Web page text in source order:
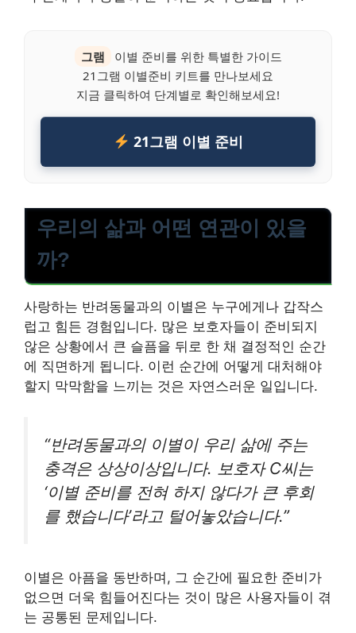
그램
이별 준비를 위한 특별한 가이드
21그램 이별준비 키트를 만나보세요
지금 클릭하여 단계별로 확인해보세요!
21그램 이별 준비
우리의 삶과 어떤 연관이 있을
까?
사랑하는 반려동물과의 이별은 누구에게나 갑작스
럽고 힘든 경험입니다. 많은 보호자들이 준비되지
않은 상황에서 큰 슬픔을 뒤로 한 채 결정적인 순간
에 직면하게 됩니다. 이런 순간에 어떻게 대처해야
할지 막막함을 느끼는 것은 자연스러운 일입니다.
“반려동물과의 이별이 우리 삶에 주는
충격은 상상이상입니다. 보호자 C씨는
‘이별 준비를 전혀 하지 않다가 큰 후회
를 했습니다’라고 털어놓았습니다.”
이별은 아픔을 동반하며, 그 순간에 필요한 준비가
없으면 더욱 힘들어진다는 것이 많은 사용자들이 겪
는 공통된 문제입니다.